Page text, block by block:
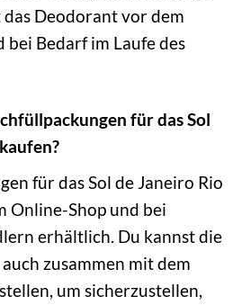
Deodorant vor dem
Bedarf im Laufe des
für das Sol
für das Sol de Janeiro Rio
Online-Shop und bei
erhältlich. Du kannst die
zusammen mit dem
um sicherzustellen,